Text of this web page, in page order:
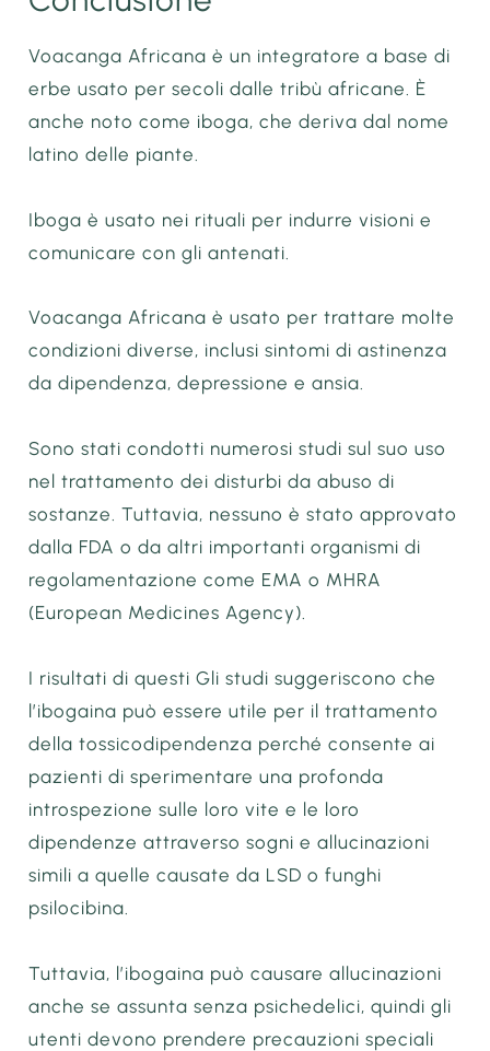
Voacanga Africana è un integratore a base di
erbe usato per secoli dalle tribù africane. È
anche noto come iboga, che deriva dal nome
latino delle piante.
Iboga è usato nei rituali per indurre visioni e
comunicare con gli antenati.
Voacanga Africana è usato per trattare molte
condizioni diverse, inclusi sintomi di astinenza
da dipendenza, depressione e ansia.
Sono stati condotti numerosi studi sul suo uso
nel trattamento dei disturbi da abuso di
sostanze. Tuttavia, nessuno è stato approvato
dalla FDA o da altri importanti organismi di
regolamentazione come EMA o MHRA
(European Medicines Agency).
I risultati di questi Gli studi suggeriscono che
l’ibogaina può essere utile per il trattamento
della tossicodipendenza perché consente ai
pazienti di sperimentare una profonda
introspezione sulle loro vite e le loro
dipendenze attraverso sogni e allucinazioni
simili a quelle causate da LSD o funghi
psilocibina.
Tuttavia, l’ibogaina può causare allucinazioni
anche se assunta senza psichedelici, quindi gli
utenti devono prendere precauzioni speciali